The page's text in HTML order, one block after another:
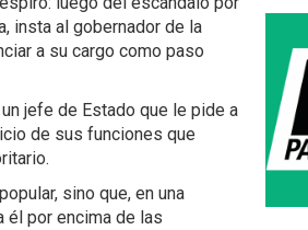
insta al gobernador de la
a su cargo como paso
jefe de Estado que le pide a
de sus funciones que
sino que, en una
él por encima de las